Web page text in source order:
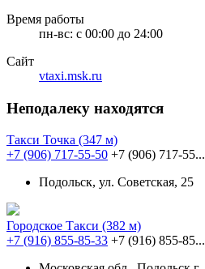
Время работы
пн-вс: с 00:00 до 24:00
Сайт
vtaxi.msk.ru
Неподалеку находятся
Такси Точка (347 м)
+7 (906) 717-55-50 +7 (906) 717-55...
Подольск, ул. Советская, 25
Городское Такси (382 м)
+7 (916) 855-85-33 +7 (916) 855-85...